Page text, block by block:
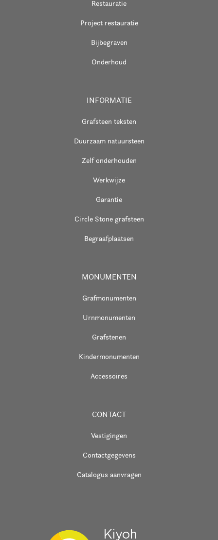
Restauratie
Project restauratie
Bijbegraven
Onderhoud
INFORMATIE
Grafsteen teksten
Duurzaam natuursteen
Zelf onderhouden
Werkwijze
Garantie
Circle Stone grafsteen
Begraafplaatsen
MONUMENTEN
Grafmonumenten
Urnmonumenten
Grafstenen
Kindermonumenten
Accessoires
CONTACT
Vestigingen
Contactgegevens
Catalogus aanvragen